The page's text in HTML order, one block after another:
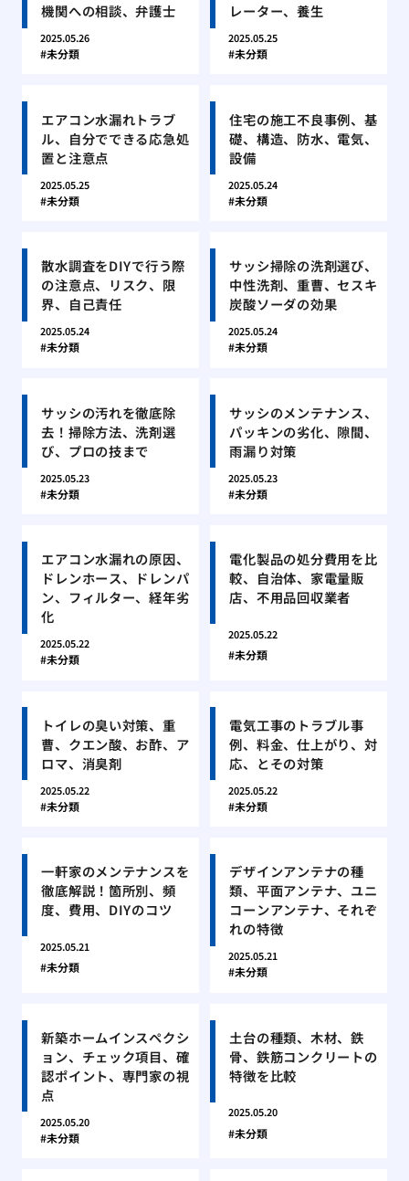
機関への相談、弁護士
2025.05.26
未分類
レーター、養生
2025.05.25
未分類
エアコン水漏れトラブ
ル、自分でできる応急処
置と注意点
2025.05.25
未分類
住宅の施工不良事例、基
礎、構造、防水、電気、
設備
2025.05.24
未分類
散水調査をDIYで行う際
の注意点、リスク、限
界、自己責任
2025.05.24
未分類
サッシ掃除の洗剤選び、
中性洗剤、重曹、セスキ
炭酸ソーダの効果
2025.05.24
未分類
サッシの汚れを徹底除
去！掃除方法、洗剤選
び、プロの技まで
2025.05.23
未分類
サッシのメンテナンス、
パッキンの劣化、隙間、
雨漏り対策
2025.05.23
未分類
エアコン水漏れの原因、
ドレンホース、ドレンパ
ン、フィルター、経年劣
化
2025.05.22
未分類
電化製品の処分費用を比
較、自治体、家電量販
店、不用品回収業者
2025.05.22
未分類
トイレの臭い対策、重
曹、クエン酸、お酢、ア
ロマ、消臭剤
2025.05.22
未分類
電気工事のトラブル事
例、料金、仕上がり、対
応、とその対策
2025.05.22
未分類
一軒家のメンテナンスを
徹底解説！箇所別、頻
度、費用、DIYのコツ
2025.05.21
未分類
デザインアンテナの種
類、平面アンテナ、ユニ
コーンアンテナ、それぞ
れの特徴
2025.05.21
未分類
新築ホームインスペクシ
ョン、チェック項目、確
認ポイント、専門家の視
点
2025.05.20
未分類
土台の種類、木材、鉄
骨、鉄筋コンクリートの
特徴を比較
2025.05.20
未分類